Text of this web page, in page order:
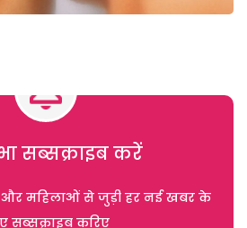
सब्सक्राइब करें
महिलाओं से जुड़ी हर नई खबर के
सब्सक्राइब करिए